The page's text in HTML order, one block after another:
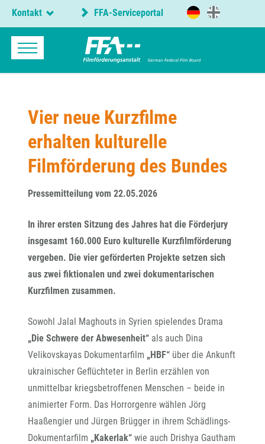
Kontakt FFA-Serviceportal
Vier neue Kurzfilme
erhalten kulturelle
Filmförderung des Bundes
Pressemitteilung vom 22.05.2026
In ihrer ersten Sitzung des Jahres hat die Förderjury
insgesamt 160.000 Euro kulturelle Kurzfilmförderung
vergeben. Die vier geförderten Projekte setzen sich
aus zwei fiktionalen und zwei dokumentarischen
Kurzfilmen zusammen.
Sowohl Jalal Maghouts in Syrien spielendes Drama
„Die Schwere der Abwesenheit“ als auch Dina
Velikovskayas Dokumentarfilm „HBF“ über die Ankunft
ukrainischer Geflüchteter in Berlin erzählen von
unmittelbar kriegsbetroffenen Menschen – beide in
animierter Form. Das Horrorgenre wählen Jörg
Haaßengier und Jürgen Brügger in ihrem Schädlings-
Dokumentarfilm „Kakerlak“ wie auch Drishya Gautham